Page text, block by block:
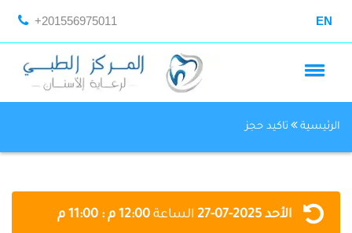
+201556975011 EN
الرئيسية تاكيد حجز
الأحد 2025-07-27 الساعة 12:00 م : 11:00 م